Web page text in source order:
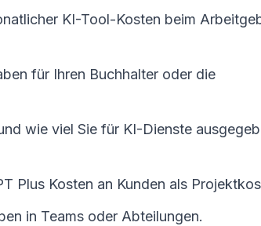
KI-Tool-Kosten beim
für Ihren Buchhalter oder die
wie viel Sie für KI-Dienste
Plus Kosten an Kunden als
in Teams oder Abteilungen.